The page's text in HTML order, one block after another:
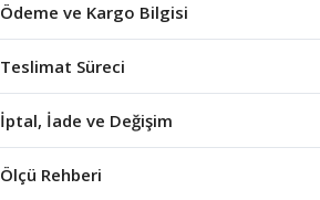
Ödeme ve Kargo Bilgisi
Teslimat Süreci
İptal, İade ve Değişim
Ölçü Rehberi